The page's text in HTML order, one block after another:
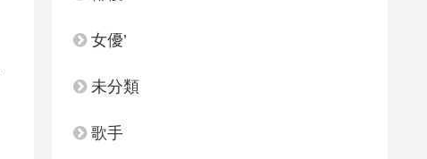
女優’
未分類
歌手